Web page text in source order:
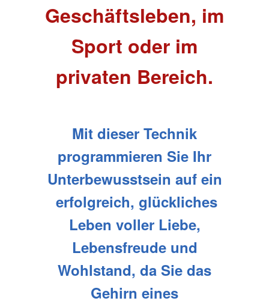
Geschäftsleben, im
Sport oder im
privaten Bereich.
Mit dieser Technik
programmieren Sie Ihr
Unterbewusstsein auf ein
erfolgreich, glückliches
Leben voller Liebe,
Lebensfreude und
Wohlstand, da Sie das
Gehirn eines